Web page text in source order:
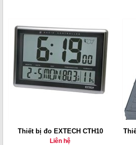
Thiết bị đo EXTECH CTH10
Liên hệ